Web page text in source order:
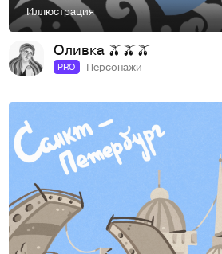
Иллюстрация
Оливка 🫒🫒🫒
PRO Персонажи